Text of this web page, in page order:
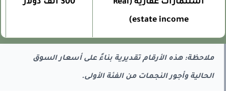
استثمارات عقارية (Real
estate income)
300 ألف دولار
ملاحظة: هذه الأرقام تقديرية بناءً على أسعار السوق
الحالية وأجور النجمات من الفئة الأولى.